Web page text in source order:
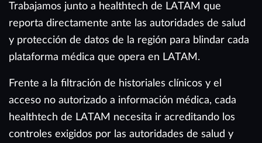
Trabajamos junto a healthtech de LATAM que
reporta directamente ante las autoridades de salud
y protección de datos de la región para blindar cada
plataforma médica que opera en LATAM.
Frente a la filtración de historiales clínicos y el
acceso no autorizado a información médica, cada
healthtech de LATAM necesita ir acreditando los
controles exigidos por las autoridades de salud y